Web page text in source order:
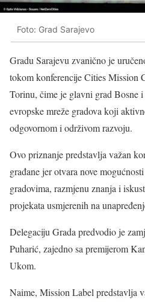
Foto: Grad Sarajevo
Gradu Sarajevu zvanično je
tokom konferencije Cities Mission
Torinu, čime je glavni grad Bosne
evropske mreže gradova koji
odgovornom i održivom razvoju.
Ovo priznanje predstavlja važan
građane jer otvara nove
gradovima, razmjenu znanja i
projekata usmjerenih na
Delegaciju Grada predvodio je
Puharić, zajedno sa premijerom
Ukom.
Naime, Mission Label predstavlja